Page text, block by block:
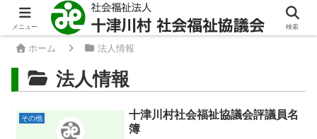
ホーム 法人情報
法人情報
その他
十津川村社会福祉協議会評議員名
簿
メニュー 検索